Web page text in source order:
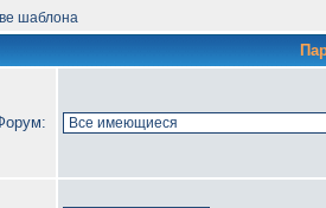
шаблона